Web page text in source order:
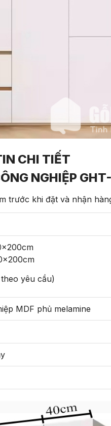
CHI TIẾT
NGHIỆP
trước khi đặt và nhận
yêu cầu)
MDF phủ melamine